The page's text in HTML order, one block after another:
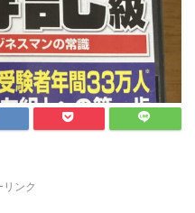
リンク